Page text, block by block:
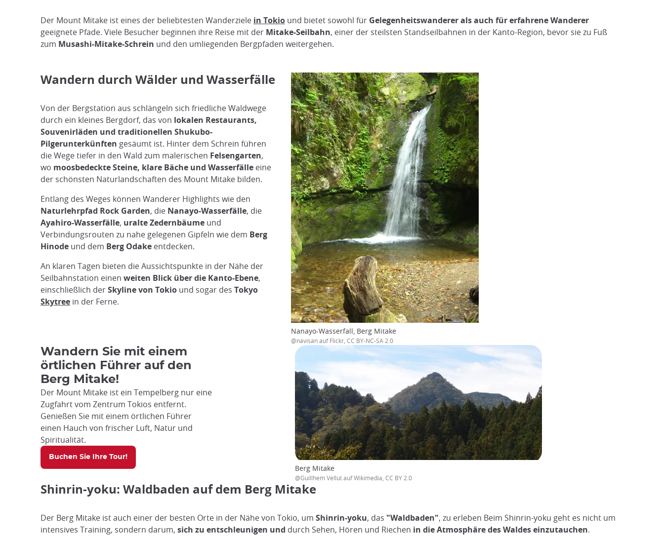
Der Mount Mitake ist eines der beliebtesten Wanderziele in Tokio und bietet sowohl für Gelegenheitswanderer als auch für erfahrene Wanderer
geeignete Pfade. Viele Besucher beginnen ihre Reise mit der Mitake-Seilbahn, einer der steilsten Standseilbahnen in der Kanto-Region, bevor sie zu Fuß
zum Musashi-Mitake-Schrein und den umliegenden Bergpfaden weitergehen.
Wandern durch Wälder und Wasserfälle
Von der Bergstation aus schlängeln sich friedliche Waldwege
durch ein kleines Bergdorf, das von lokalen Restaurants,
Souvenirläden und traditionellen Shukubo-
Pilgerunterkünften gesäumt ist. Hinter dem Schrein führen
die Wege tiefer in den Wald zum malerischen Felsengarten,
wo moosbedeckte Steine, klare Bäche und Wasserfälle eine
der schönsten Naturlandschaften des Mount Mitake bilden.
Entlang des Weges können Wanderer Highlights wie den
Naturlehrpfad Rock Garden, die Nanayo-Wasserfälle, die
Ayahiro-Wasserfälle, uralte Zedernbäume und
Verbindungsrouten zu nahe gelegenen Gipfeln wie dem Berg
Hinode und dem Berg Odake entdecken.
An klaren Tagen bieten die Aussichtspunkte in der Nähe der
Seilbahnstation einen weiten Blick über die Kanto-Ebene,
einschließlich derSkyline von Tokio und sogar des Tokyo
Skytree in der Ferne.
Nanayo-Wasserfall, Berg Mitake
@navisan auf Flickr, CC BY-NC-SA 2.0
Wandern Sie mit einem
örtlichen Führer auf den
Berg Mitake!
Der Mount Mitake ist ein Tempelberg nur eine
Zugfahrt vom Zentrum Tokios entfernt.
Genießen Sie mit einem örtlichen Führer
einen Hauch von frischer Luft, Natur und
Spiritualität.
Buchen Sie Ihre Tour!
Berg Mitake
@Guillhem Vellut auf Wikimedia, CC BY 2.0
Shinrin-yoku: Waldbaden auf dem Berg Mitake
Der Berg Mitake ist auch einer der besten Orte in der Nähe von Tokio, um Shinrin-yoku, das "Waldbaden", zu erleben Beim Shinrin-yoku geht es nicht um
intensives Training, sondern darum, sich zu entschleunigen und durch Sehen, Hören und Riechen in die Atmosphäre des Waldes einzutauchen.